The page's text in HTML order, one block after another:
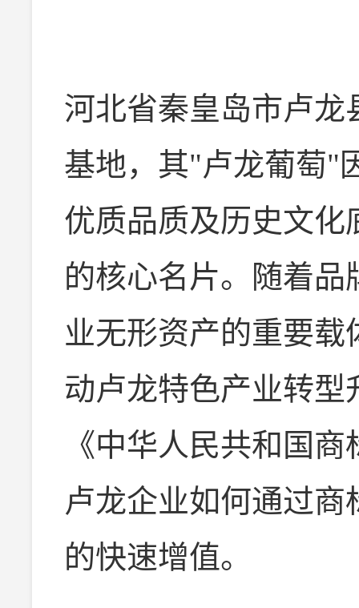
河北省秦皇岛市卢龙
基地，其"卢龙葡萄"
优质品质及历史文化
的核心名片。随着
业无形资产的重要
动卢龙特色产业转
《中华人民共和国
卢龙企业如何通过
的快速增值。